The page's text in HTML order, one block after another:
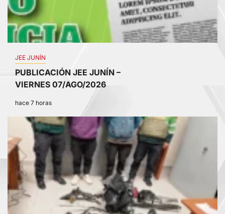
JEE JUNÍN
PUBLICACIÓN JEE JUNÍN –
VIERNES 07/AGO/2026
hace 7 horas